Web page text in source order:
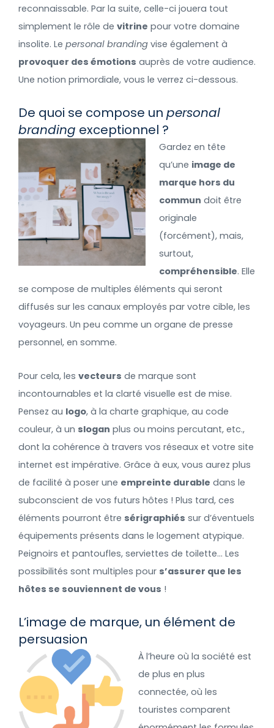
reconnaissable. Par la suite, celle-ci jouera tout
simplement le rôle de vitrine pour votre domaine
insolite. Le personal branding vise également à
provoquer des émotions auprès de votre audience.
Une notion primordiale, vous le verrez ci-dessous.
De quoi se compose un personal
branding exceptionnel ?
Gardez en tête
qu’une image de
marque hors du
commun doit être
originale
(forcément), mais,
surtout,
compréhensible. Elle
se compose de multiples éléments qui seront
diffusés sur les canaux employés par votre cible, les
voyageurs. Un peu comme un organe de presse
personnel, en somme.
Pour cela, les vecteurs de marque sont
incontournables et la clarté visuelle est de mise.
Pensez au logo, à la charte graphique, au code
couleur, à un slogan plus ou moins percutant, etc.,
dont la cohérence à travers vos réseaux et votre site
internet est impérative. Grâce à eux, vous aurez plus
de facilité à poser une empreinte durable dans le
subconscient de vos futurs hôtes ! Plus tard, ces
éléments pourront être sérigraphiés sur d’éventuels
équipements présents dans le logement atypique.
Peignoirs et pantoufles, serviettes de toilette… Les
possibilités sont multiples pour s’assurer que les
hôtes se souviennent de vous !
L’image de marque, un élément de
persuasion
À l’heure où la société est
de plus en plus
connectée, où les
touristes comparent